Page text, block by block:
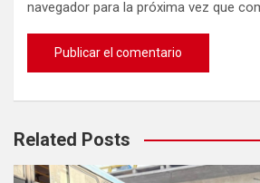
navegador para la próxima vez que
Related Posts